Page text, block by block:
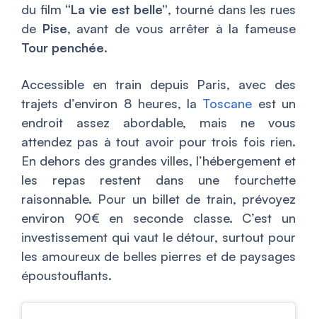
du film “La vie est belle”, tourné dans les rues
de Pise, avant de vous arrêter à la fameuse
Tour penchée.
Accessible en train depuis Paris, avec des
trajets d’environ 8 heures, la Toscane est un
endroit assez abordable, mais ne vous
attendez pas à tout avoir pour trois fois rien.
En dehors des grandes villes, l’hébergement et
les repas restent dans une fourchette
raisonnable. Pour un billet de train, prévoyez
environ 90€ en seconde classe. C’est un
investissement qui vaut le détour, surtout pour
les amoureux de belles pierres et de paysages
époustouflants.